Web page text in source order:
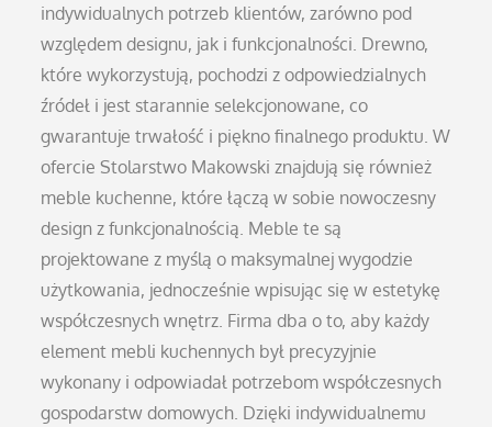
indywidualnych potrzeb klientów, zarówno pod
względem designu, jak i funkcjonalności. Drewno,
które wykorzystują, pochodzi z odpowiedzialnych
źródeł i jest starannie selekcjonowane, co
gwarantuje trwałość i piękno finalnego produktu. W
ofercie Stolarstwo Makowski znajdują się również
meble kuchenne, które łączą w sobie nowoczesny
design z funkcjonalnością. Meble te są
projektowane z myślą o maksymalnej wygodzie
użytkowania, jednocześnie wpisując się w estetykę
współczesnych wnętrz. Firma dba o to, aby każdy
element mebli kuchennych był precyzyjnie
wykonany i odpowiadał potrzebom współczesnych
gospodarstw domowych. Dzięki indywidualnemu